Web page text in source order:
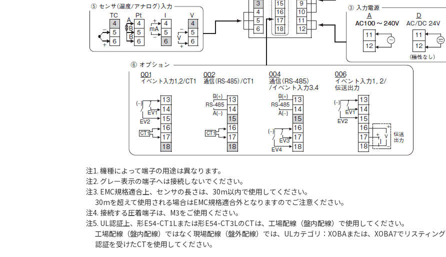
注1. 機種によって端子の用途は異なります。
注2. グレー表示の端子へは接続しないでください。
注3. EMC規格適合上、センサの長さは、30m以内で使用してください。
30mを超えて使用される場合はEMC規格適合外となりますのでご注意ください。
注4. 接続する圧着端子は、M3をご使用ください。
注5. UL認証上、形E54-CT1Lまたは形E54-CT3LのCTは、工場配線（盤内配線）で使用してください。
工場配線（盤内配線）ではなく現場配線（盤外配線）では、ULカテゴリ：XOBAまたは、XOBA7でリスティング
認証を受けたCTを使用してください。